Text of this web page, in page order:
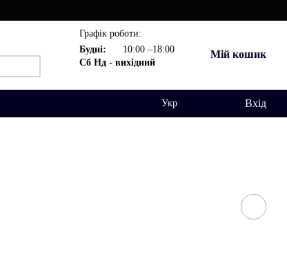
Графік роботи:
Будні:
10:00 –18:00
Сб Нд - вихідний
Мій кошик
Укр Вхід